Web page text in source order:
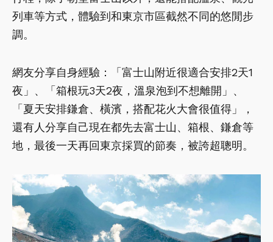
列車等方式，體驗到和東京市區截然不同的悠閒步
調。
網友分享自身經驗：「富士山附近很適合安排2天1
夜」、「箱根玩3天2夜，溫泉泡到不想離開」、
「夏天安排鎌倉、橫濱，搭配花火大會很值得」，
還有人分享自己現在都先去富士山、箱根、鎌倉等
地，最後一天再回東京採買的節奏，被誇超聰明。